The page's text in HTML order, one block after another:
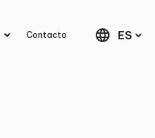
Contacto language